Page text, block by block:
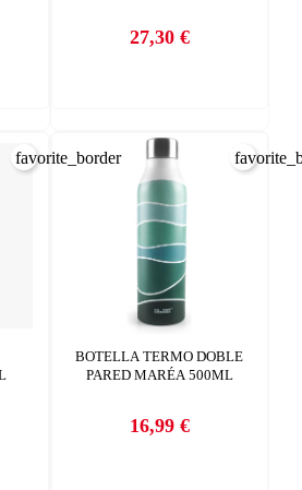
Precio
27,30 €
favorite_border
BOTELLA TERMO DOBLE
PARED MARÉA 500ML
Precio
16,99 €
CANCELAR